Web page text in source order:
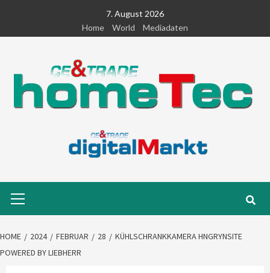
content
7. August 2026
Home
World Mediadaten
Menu
HOME 2024 FEBRUAR 28
KÜHLSCHRANKKAMERA HNGRYNSITE
POWERED BY LIEBHERR